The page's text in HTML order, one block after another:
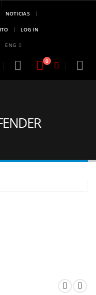
NOTICIAS
LOG IN
ENG
0